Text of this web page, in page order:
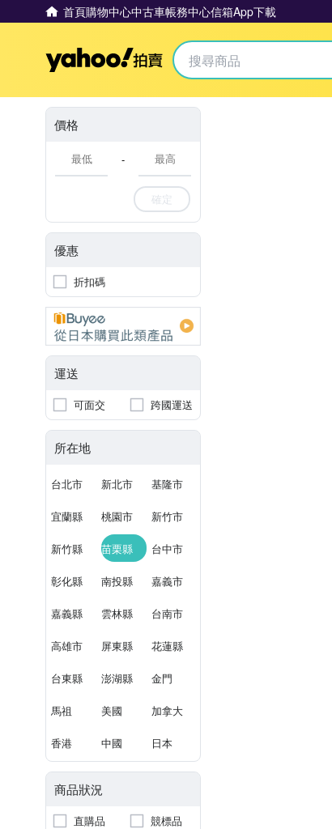
首頁購物中心中古車帳務中心信箱App下載
Yahoo拍賣
價格
-
確定
優惠
折扣碼
運送
可面交 跨國運送
所在地
台北市 新北市 基隆市
宜蘭縣 桃園市 新竹市
新竹縣 苗栗縣 台中市
彰化縣 南投縣 嘉義市
嘉義縣 雲林縣 台南市
高雄市 屏東縣 花蓮縣
台東縣 澎湖縣 金門
馬祖 美國 加拿大
香港 中國 日本
商品狀況
直購品
競標品